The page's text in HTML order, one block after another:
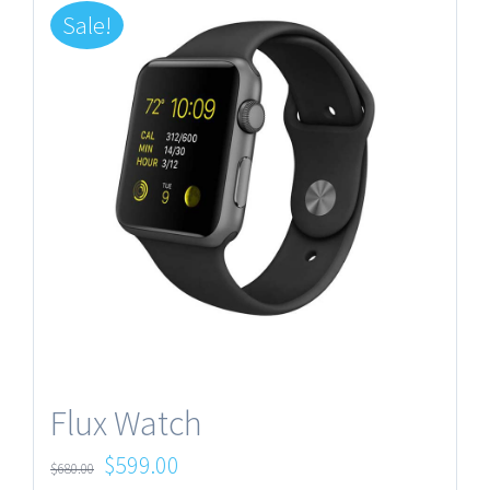
Sale!
Flux Watch
$680.00 Original
$599.00